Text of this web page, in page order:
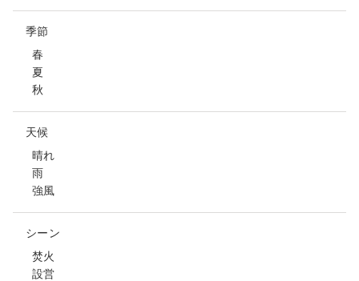
季節
春
夏
秋
天候
晴れ
雨
強風
シーン
焚火
設営